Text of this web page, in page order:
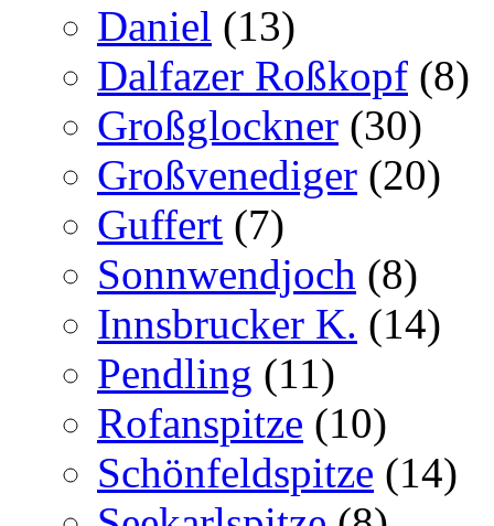
Daniel (13)
Dalfazer Roßkopf (8)
Großglockner (30)
Großvenediger (20)
Guffert (7)
Sonnwendjoch (8)
Innsbrucker K. (14)
Pendling (11)
Rofanspitze (10)
Schönfeldspitze (14)